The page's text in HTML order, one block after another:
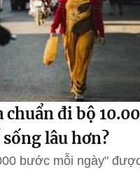
chuẩn đi bộ
lâu hơn?
bước mỗi ngày"